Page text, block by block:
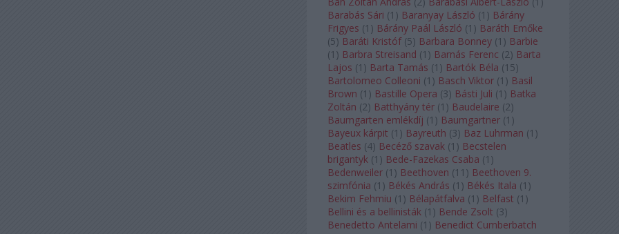
Barabás Sári (1 ) Baranyay László (1 ) Bárány
Frigyes (1 ) Bárány Paál László (1 ) Baráth Emőke
(5) Baráti Kristóf (5) Barbara Bonney (1 ) Barbie
(1 ) Barbra Streisand (1 ) Barnás Ferenc (2) Barta
Lajos (1 ) Barta Tamás (1 ) Bartók Béla (15)
Bartolomeo Colleoni (1 ) Basch Viktor (1 ) Basil
Brown (1 ) Bastille Opera (3) Básti Juli (1 ) Batka
Zoltán (2) Batthyány tér (1 ) Baudelaire (2)
Baumgarten emlékdíj (1 ) Baumgartner (1 )
Bayeux kárpit (1 ) Bayreuth (3) Baz Luhrman (1 )
Beatles (4) Becéző szavak (1 ) Becstelen
brigantyk (1 ) Bede-Fazekas Csaba (1 )
Bedenweiler (1 ) Beethoven (11 ) Beethoven 9.
szimfónia (1 ) Békés András (1 ) Békés Itala (1 )
Bekim Fehmiu (1 ) Bélapátfalva (1 ) Belfast (1 )
Bellini és a bellinisták (1 ) Bende Zsolt (3)
Benedetto Antelami (1 ) Benedict Cumberbatch